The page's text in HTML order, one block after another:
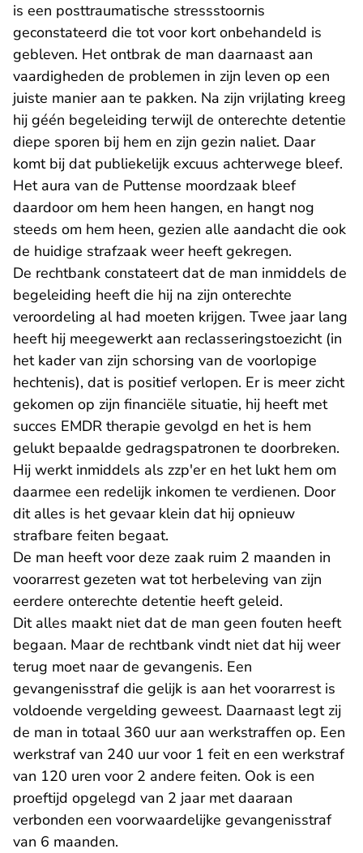
is een posttraumatische stressstoornis
geconstateerd die tot voor kort onbehandeld is
gebleven. Het ontbrak de man daarnaast aan
vaardigheden de problemen in zijn leven op een
juiste manier aan te pakken. Na zijn vrijlating kreeg
hij géén begeleiding terwijl de onterechte detentie
diepe sporen bij hem en zijn gezin naliet. Daar
komt bij dat publiekelijk excuus achterwege bleef.
Het aura van de Puttense moordzaak bleef
daardoor om hem heen hangen, en hangt nog
steeds om hem heen, gezien alle aandacht die ook
de huidige strafzaak weer heeft gekregen.
De rechtbank constateert dat de man inmiddels de
begeleiding heeft die hij na zijn onterechte
veroordeling al had moeten krijgen. Twee jaar lang
heeft hij meegewerkt aan reclasseringstoezicht (in
het kader van zijn schorsing van de voorlopige
hechtenis), dat is positief verlopen. Er is meer zicht
gekomen op zijn financiële situatie, hij heeft met
succes EMDR therapie gevolgd en het is hem
gelukt bepaalde gedragspatronen te doorbreken.
Hij werkt inmiddels als zzp'er en het lukt hem om
daarmee een redelijk inkomen te verdienen. Door
dit alles is het gevaar klein dat hij opnieuw
strafbare feiten begaat.
De man heeft voor deze zaak ruim 2 maanden in
voorarrest gezeten wat tot herbeleving van zijn
eerdere onterechte detentie heeft geleid.
Dit alles maakt niet dat de man geen fouten heeft
begaan. Maar de rechtbank vindt niet dat hij weer
terug moet naar de gevangenis. Een
gevangenisstraf die gelijk is aan het voorarrest is
voldoende vergelding geweest. Daarnaast legt zij
de man in totaal 360 uur aan werkstraffen op. Een
werkstraf van 240 uur voor 1 feit en een werkstraf
van 120 uren voor 2 andere feiten. Ook is een
proeftijd opgelegd van 2 jaar met daaraan
verbonden een voorwaardelijke gevangenisstraf
van 6 maanden.